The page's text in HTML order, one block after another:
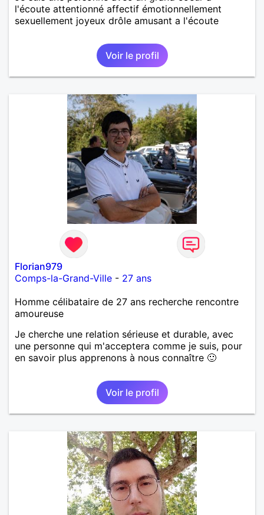
l'écoute attentionné affectif émotionnellement
sexuellement joyeux drôle amusant a l'écoute
Voir le profil
Florian979
Comps-la-Grand-Ville - 27 ans
Homme célibataire de 27 ans recherche rencontre
amoureuse
Je cherche une relation sérieuse et durable, avec
une personne qui m'acceptera comme je suis, pour
en savoir plus apprenons à nous connaître 🙂
Voir le profil